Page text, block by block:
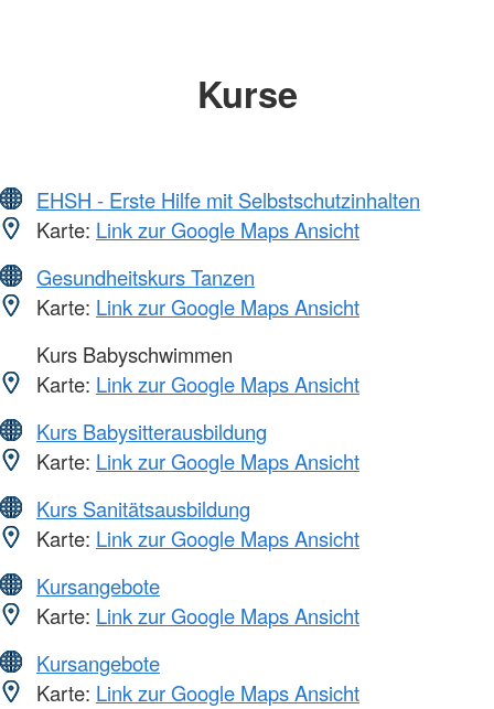
Kurse
EHSH - Erste Hilfe mit Selbstschutzinhalten
Karte: Link zur Google Maps Ansicht
Gesundheitskurs Tanzen
Karte: Link zur Google Maps Ansicht
Kurs Babyschwimmen
Karte: Link zur Google Maps Ansicht
Kurs Babysitterausbildung
Karte: Link zur Google Maps Ansicht
Kurs Sanitätsausbildung
Karte: Link zur Google Maps Ansicht
Kursangebote
Karte: Link zur Google Maps Ansicht
Kursangebote
Karte: Link zur Google Maps Ansicht